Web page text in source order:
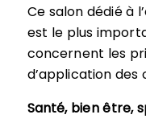
Ce salon dédié à
est le plus
concernent les
d’application
Santé, bien être,